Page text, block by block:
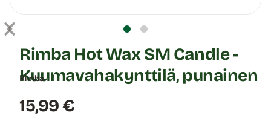
Rimba
Rimba Hot Wax SM Candle -
Kuumavahakynttilä, punainen
Hinta:
15,99 €